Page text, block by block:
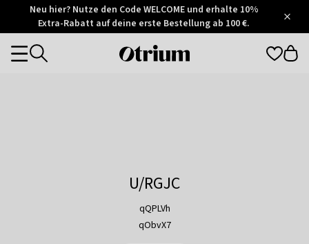
Otrium
Trustpilot
Neu hier? Nutze den Code WELCOME und erhalte 10%
Extra-Rabatt auf deine erste Bestellung ab 100 €.
Otrium
Categories
U/RGJC
qQPLVh
qObvX7